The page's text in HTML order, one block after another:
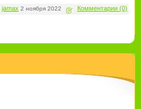
jamax 2 ноября 2022 Комментарии (0)